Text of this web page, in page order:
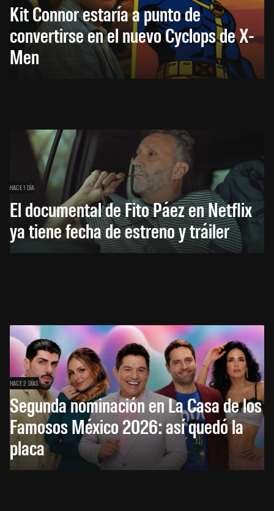
Kit Connor estaría a punto de
convertirse en el nuevo Cyclops de X-
Men
HACE 1 DÍA
El documental de Fito Páez en Netflix
ya tiene fecha de estreno y tráiler
HACE 2 DÍAS
Segunda nominación en La Casa de los
Famosos México 2026: así quedó la
placa